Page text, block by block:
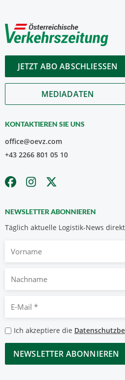
JETZT ABO ABSCHLIESSEN
MEDIADATEN
KONTAKTIEREN SIE UNS
office@oevz.com
+43 2266 801 05 10
NEWSLETTER ABONNIEREN
Täglich aktuelle Logistik-News
Nachname
Mail
*
Datenschutzbestimmungen
*
Ich akzeptiere die
CAPTCHA